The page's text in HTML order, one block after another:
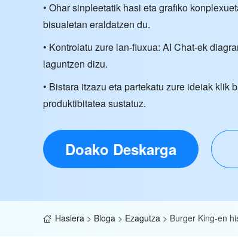
• Ohar sinpleetatik hasi eta grafiko
bisualetan eraldatzen du.
• Kontrolatu zure lan-fluxua: AI Chat-ek
laguntzen dizu.
• Bistara itzazu eta partekatu zure ideiak klik
produktibitatea sustatuz.
Doako Deskarga
Hasiera > Bloga > Ezagutza > Burger King-en